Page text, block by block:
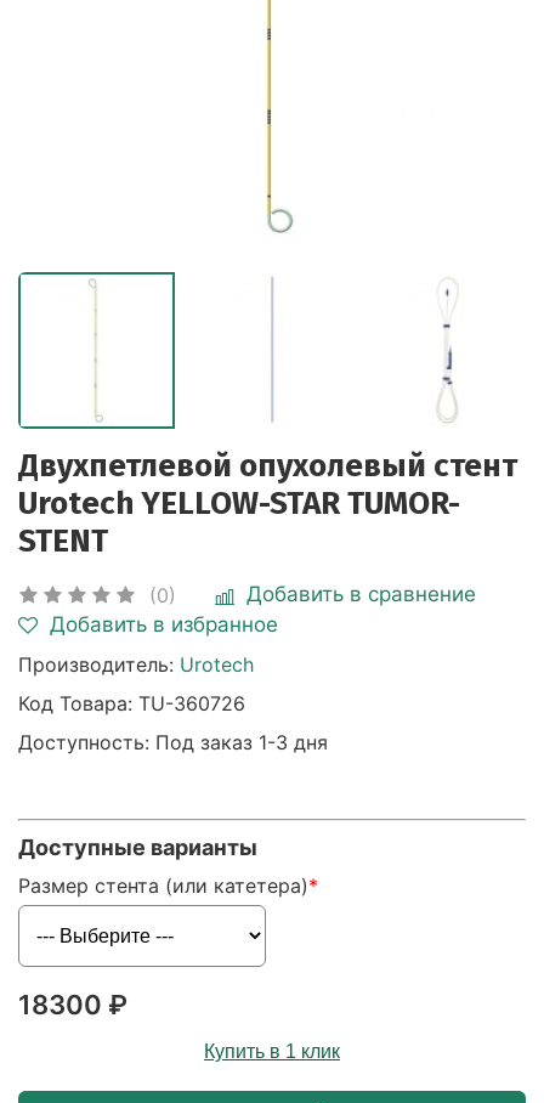
Двухпетлевой опухолевый стент
Urotech YELLOW-STAR TUMOR-
STENT
(0)
Добавить в сравнение
Добавить в избранное
Производитель: Urotech
Код Товара: TU-360726
Доступность: Под заказ 1-3 дня
Доступные варианты
Размер стента (или катетера)
18300 ₽
Купить в 1 клик